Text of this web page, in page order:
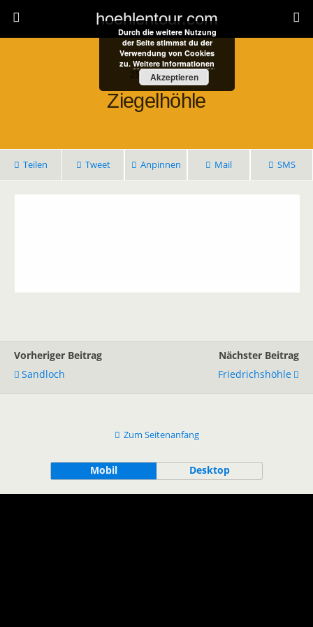
hoehlentour.com
25. April 2021
Ziegelhöhle
Teilen Tweet Anpinnen Mail SMS
Vorheriger Beitrag
Sandloch
Nächster Beitrag
Friedrichshöhle
Durch die weitere Nutzung
der Seite stimmst du der
Verwendung von Cookies
zu. Weitere Informationen
Akzeptieren
Zum Seitenanfang
Mobil Desktop